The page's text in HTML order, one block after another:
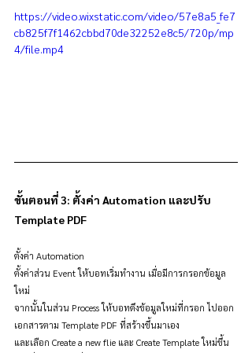
https://video.wixstatic.com/video/57e8a5_fe7
cb825f7f1462cbbd70de32252e8c5/720p/mp
4/file.mp4
ขั้นตอนที่ 3: ตั้งค่า Automation และปรับ
Template PDF
ตั้งค่า Automation
ตั้งค่าส่วน Event ให้บอทเริ่มทำงาน เมื่อมีการกรอกข้อมูล
ใหม่
จากนั้นในส่วน Process ให้บอทดึงข้อมูลใหม่ที่กรอก ไปออก
เอกสารตาม Template PDF ที่สร้างขึ้นมาเอง
และเลือก Create a new flie และ Create Template ใหม่ขึ้น